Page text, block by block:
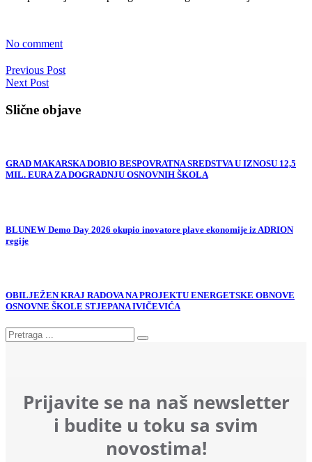
No comment
Previous Post
Next Post
Slične objave
GRAD MAKARSKA DOBIO BESPOVRATNA SREDSTVA U IZNOSU 12,5
MIL. EURA ZA DOGRADNJU OSNOVNIH ŠKOLA
BLUNEW Demo Day 2026 okupio inovatore plave ekonomije iz ADRION
regije
OBILJEŽEN KRAJ RADOVA NA PROJEKTU ENERGETSKE OBNOVE
OSNOVNE ŠKOLE STJEPANA IVIČEVIĆA
Prijavite se na naš newsletter
i budite u toku sa svim
novostima!